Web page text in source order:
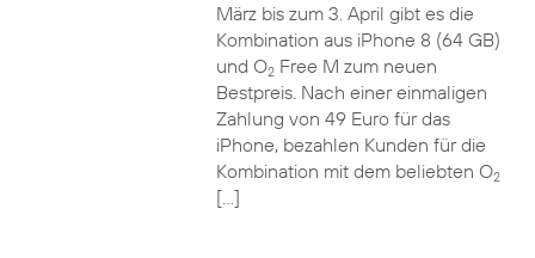
März bis zum 3. April gibt es die
Kombination aus iPhone 8 (64 GB)
und O2Free M zum neuen
Bestpreis. Nach einer einmaligen
Zahlung von 49 Euro für das
iPhone, bezahlen Kunden für die
Kombination mit dem beliebten O2
[…]